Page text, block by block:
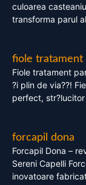
culoarea
transforma parul
fiole tratament
Fiole tratament
?i plin de via??!
perfect, str?lucitor
forcapil dona
Forcapil Dona –
Sereni Capelli
inovatoare